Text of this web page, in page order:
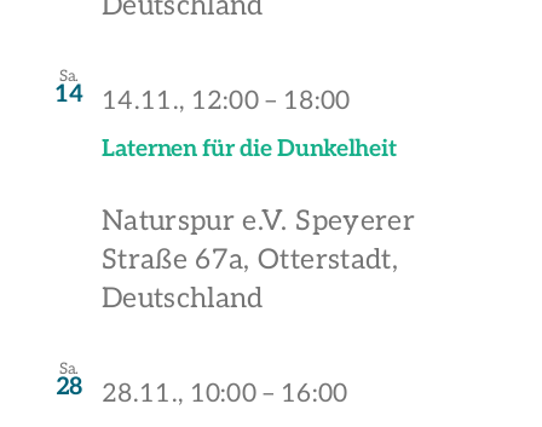
Sa.
14
Laternen für die Dunkelheit
14.11., 12:00 – 18:00
Naturspur e.V. Speyerer
Straße 67a, Otterstadt,
Deutschland
Sa.
28 28.11., 10:00 – 16:00